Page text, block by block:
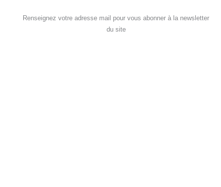
Renseignez votre adresse mail pour vous abonner à la newsletter
du site